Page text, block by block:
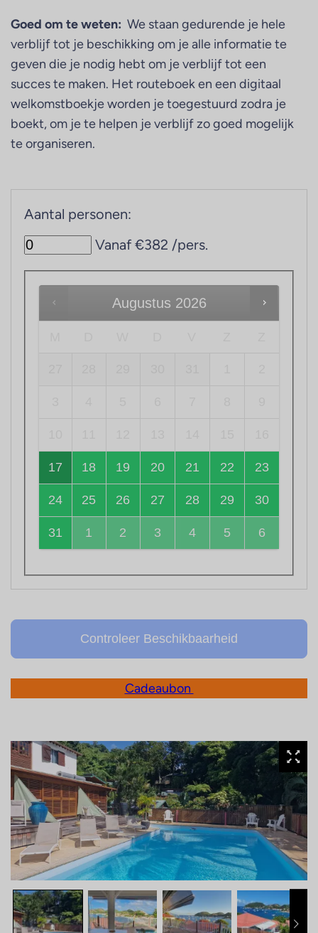
Goed om te weten: We staan gedurende je hele
verblijf tot je beschikking om je alle informatie te
geven die je nodig hebt om je verblijf tot een
succes te maken. Het routeboek en een digitaal
welkomstboekje worden je toegestuurd zodra je
boekt, om je te helpen je verblijf zo goed mogelijk
te organiseren.
Aantal personen:
Vanaf €382 /pers.
Augustus 2026
17 18 19 20 21 22 23
24 25 26 27 28 29 30
31 1 2 3 4 5 6
Controleer Beschikbaarheid
Cadeaubon